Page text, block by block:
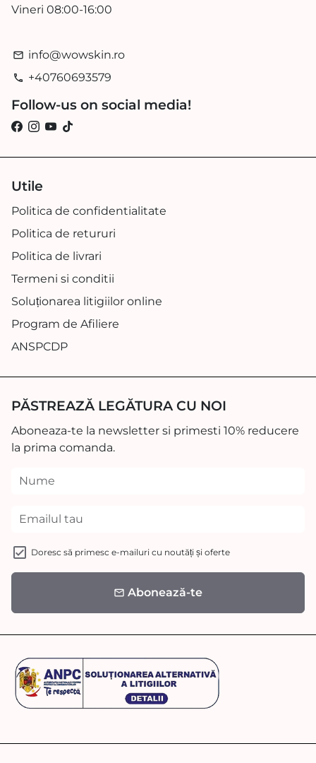
Vineri 08:00-16:00
email info@wowskin.ro
phone +40760693579
Follow-us on social media!
Utile
Politica de confidentialitate
Politica de retururi
Politica de livrari
Termeni si conditii
Soluționarea litigiilor online
Program de Afiliere
ANSPCDP
PĂSTREAZĂ LEGĂTURA CU NOI
Aboneaza-te la newsletter si primesti 10% reducere
la prima comanda.
Doresc să primesc e-mailuri cu noutăți și oferte
email Abonează-te